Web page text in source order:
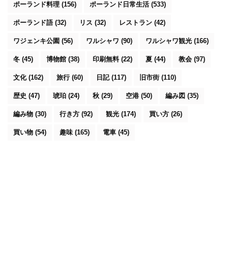
ポーランド料理 (156) ポーランド日常生活(533)
ポーランド語(32) リス (32) レストラン (42)
ワジェンキ公園 (56) ワルシャワ (90) ワルシャワ観光 (166)
冬 (45) 博物館 (38) 印刷無料(22) 夏 (44) 教会 (97)
文化(162) 旅行 (60) 日記(117) 旧市街 (110)
歴史 (47) 琥珀 (24) 秋 (29) 空港 (50) 編み図 (35)
編み物 (30) 行き方 (92) 観光 (174) 買い方 (26)
買い物 (54) 趣味 (165) 電車 (45)